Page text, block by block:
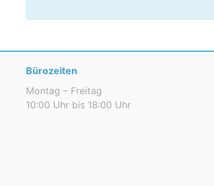
Bürozeiten
Montag – Freitag
10:00 Uhr bis 18:00 Uhr